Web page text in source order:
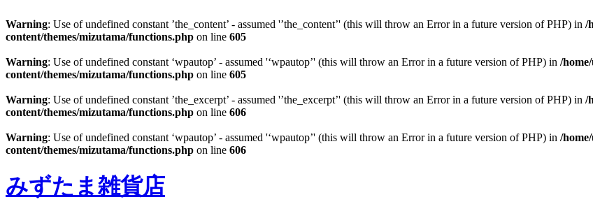
Warning: Use of undefined constant ’the_content’ - assumed '’the_content’' (this will throw an Error in a future version of PHP) in /
content/themes/mizutama/functions.php on line 605
Warning: Use of undefined constant ‘wpautop’ - assumed '‘wpautop’' (this will throw an Error in a future version of PHP) in /
content/themes/mizutama/functions.php on line 605
Warning: Use of undefined constant ’the_excerpt’ - assumed '’the_excerpt’' (this will throw an Error in a future version of PHP) in /
content/themes/mizutama/functions.php on line 606
Warning: Use of undefined constant ‘wpautop’ - assumed '‘wpautop’' (this will throw an Error in a future version of PHP) in /
content/themes/mizutama/functions.php on line 606
みずたま雑貨店